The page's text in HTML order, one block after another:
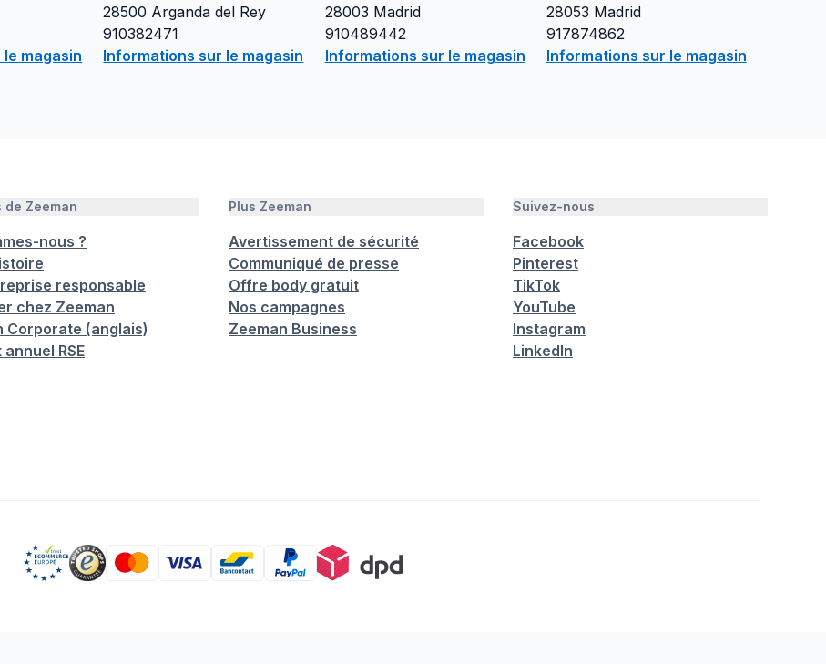
magasin
28500 Arganda del Rey
910382471
Informations sur le magasin
28003 Madrid
910489442
Informations sur le magasin
28053 Madrid
917874862
Informations sur le magasin
de Zeeman
nous ?
responsable
chez Zeeman
Corporate (anglais)
RSE
Plus Zeeman
Avertissement de sécurité
Communiqué de presse
Offre body gratuit
Nos campagnes
Zeeman Business
Suivez-nous
Facebook
Pinterest
TikTok
YouTube
Instagram
LinkedIn